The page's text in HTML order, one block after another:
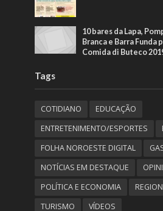
10 bares da Lapa,
Branca e Barra Funda
Comida di Buteco
Tags
COTIDIANO
EDUCAÇÃO
ENTRETENIMENTO/ESPORTES
FOLHA NOROESTE DIGITAL
NOTÍCIAS EM DESTAQUE
POLÍTICA E ECONOMIA
TURISMO
VÍDEOS